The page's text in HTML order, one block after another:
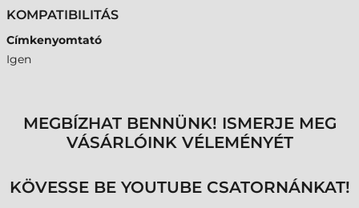
KOMPATIBILITÁS
Címkenyomtató
Igen
MEGBÍZHAT BENNÜNK! ISMERJE MEG
VÁSÁRLÓINK VÉLEMÉNYÉT
KÖVESSE BE YOUTUBE CSATORNÁNKAT!